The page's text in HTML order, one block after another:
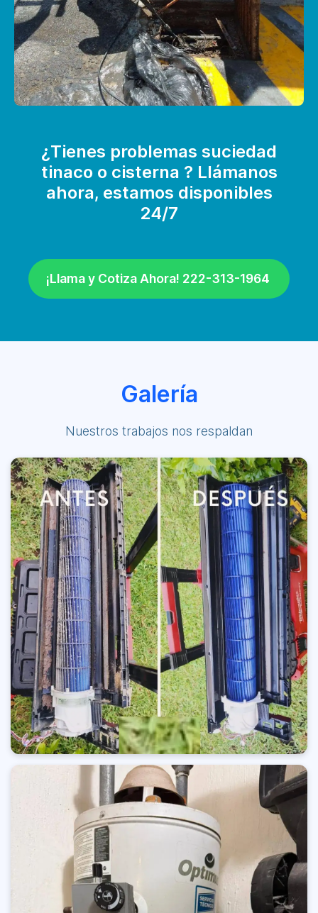
¿Tienes problemas suciedad
tinaco o cisterna ? Llámanos
ahora, estamos disponibles
24/7
¡Llama y Cotiza Ahora! 222-313-1964
Galería
Nuestros trabajos nos respaldan